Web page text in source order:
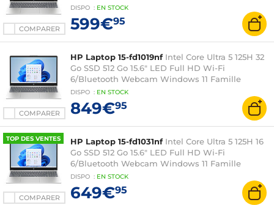
COMPARER
DISPO : EN STOCK
599€95
COMPARER
HP Laptop 15-fd1019nf Intel Core Ultra 5 125H 32
Go SSD 512 Go 15.6" LED Full HD Wi-Fi
6/Bluetooth Webcam Windows 11 Famille
DISPO : EN STOCK
849€95
TOP DES VENTES
COMPARER
HP Laptop 15-fd1031nf Intel Core Ultra 5 125H 16
Go SSD 512 Go 15.6" LED Full HD Wi-Fi
6/Bluetooth Webcam Windows 11 Famille
DISPO : EN STOCK
649€95